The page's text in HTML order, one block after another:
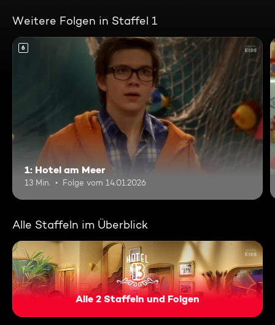
Weitere Folgen in Staffel 1
6
1: Hotel am Meer
13 Min. Folge vom 14.01.2026
Alle Staffeln im Überblick
Alle 2 Staffeln und Folgen